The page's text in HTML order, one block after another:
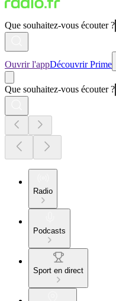
Que souhaitez-vous écouter ?
Ouvrir l'appDécouvrir Prime
Que souhaitez-vous écouter ?
Radio
Podcasts
Sport en direct